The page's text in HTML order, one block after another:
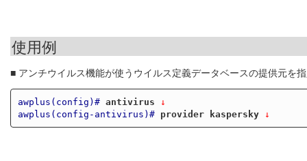
使用例
■ アンチウイルス機能が使うウイルス定義データベースの提供元を
awplus(config)# antivirus ↓
awplus(config-antivirus)#
provider kaspersky ↓